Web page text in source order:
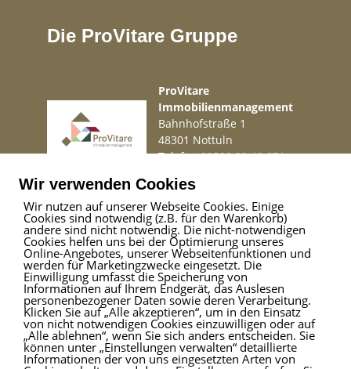
Die ProVitare Gruppe
ProVitare
Immobilienmanagement
Bahnhofstraße 1
48301 Nottuln
Telefon02509 99 49 871
Impressum|Haftungsausschluss|Datenschutz
ProVitare Commercial
GmbH
Bahnhofstraße 1
48301 Nottuln
Telefon02509 99 49 871
Mailinfo@provitare.de
Wir verwenden Cookies
Wir nutzen auf unserer Webseite Cookies. Einige
Cookies sind notwendig (z.B. für den Warenkorb)
andere sind nicht notwendig. Die nicht-notwendigen
Cookies helfen uns bei der Optimierung unseres
Online-Angebotes, unserer Webseitenfunktionen und
werden für Marketingzwecke eingesetzt. Die
Einwilligung umfasst die Speicherung von
Informationen auf Ihrem Endgerät, das Auslesen
personenbezogener Daten sowie deren Verarbeitung.
Klicken Sie auf „Alle akzeptieren“, um in den Einsatz
von nicht notwendigen Cookies einzuwilligen oder auf
„Alle ablehnen“, wenn Sie sich anders entscheiden. Sie
können unter „Einstellungen verwalten“ detaillierte
Informationen der von uns eingesetzten Arten von